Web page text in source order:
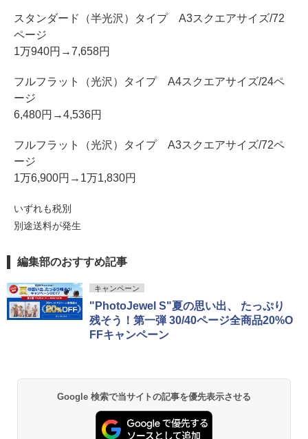
スタンダード（半光沢）タイプ A3スクエアサイズ/72
ページ
1万940円→7,658円
フルフラット（光沢）タイプ A4スクエアサイズ/24ペ
ージ
6,480円→4,536円
フルフラット（光沢）タイプ A3スクエアサイズ/72ペ
ージ
1万6,900円→1万1,830円
いずれも税別
別途送料が発生
編集部のおすすめ記事
キャンペーン
"PhotoJewel S"夏の思い出、 たっぷり
残そう！第一弾 30/40ページ全商品20%O
FFキャンペーン
Google 検索で当サイトの記事を優先表示させる